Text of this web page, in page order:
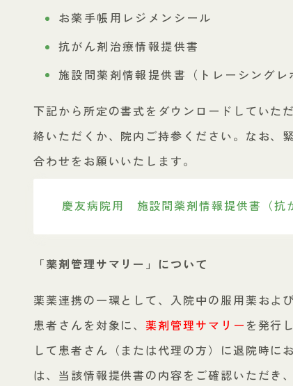
お薬手帳用レジメンシール
抗がん剤治療情報提供書
施設間薬剤情報提供書（トレーシングレ
下記から所定の書式をダウンロードしていた
絡いただくか、院内ご持参ください。なお、
合わせをお願いいたします。
慶友病院用 施設間薬剤情報提供書（抗
「薬剤管理サマリー」について
薬薬連携の一環として、入院中の服用薬およ
患者さんを対象に、薬剤管理サマリー を発行
して患者さん（または代理の方）に退院時に
は、当該情報提供書の内容をご確認いただき